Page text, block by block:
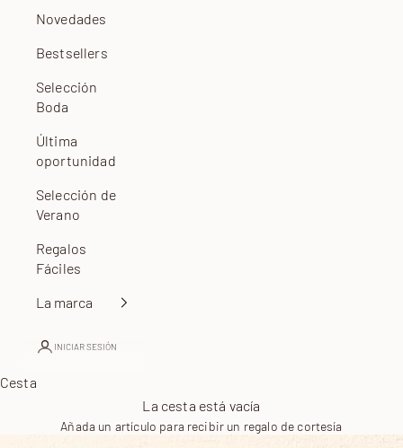
Novedades
Bestsellers
Selección
Boda
Última
oportunidad
Selección de
Verano
Regalos
Fáciles
La marca
INICIAR SESIÓN
Cesta
La cesta está vacía
Añada un artículo para recibir un regalo de cortesía